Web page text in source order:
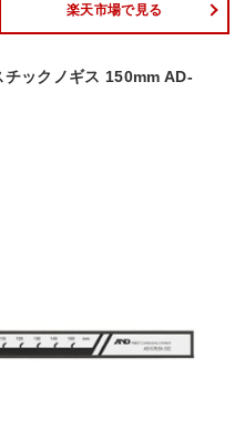
楽天市場で見る
ックノギス 150mm AD-